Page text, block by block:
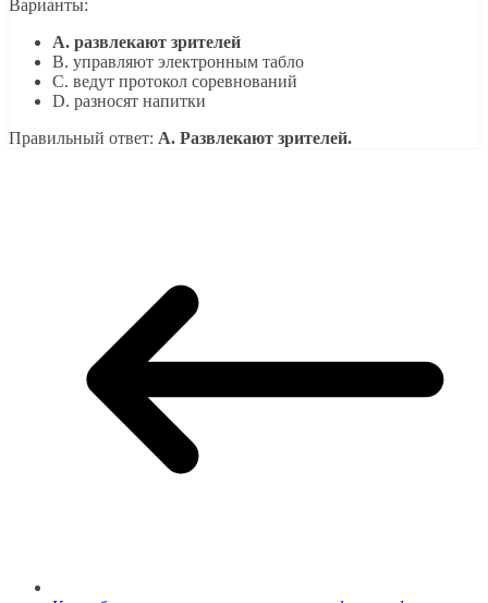
Варианты:
A. развлекают зрителей
B. управляют электронным табло
C. ведут протокол соревнований
D. разносят напитки
Правильный ответ: A. Развлекают зрителей.